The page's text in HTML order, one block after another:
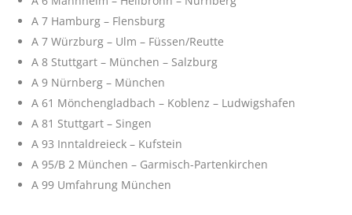
A 7 Hamburg – Flensburg
A 7 Würzburg – Ulm – Füssen/Reutte
A 8 Stuttgart – München – Salzburg
A 9 Nürnberg – München
A 61 Mönchengladbach – Koblenz – Ludwigshafen
A 81 Stuttgart – Singen
A 93 Inntaldreieck – Kufstein
A 95/B 2 München – Garmisch-Partenkirchen
A 99 Umfahrung München